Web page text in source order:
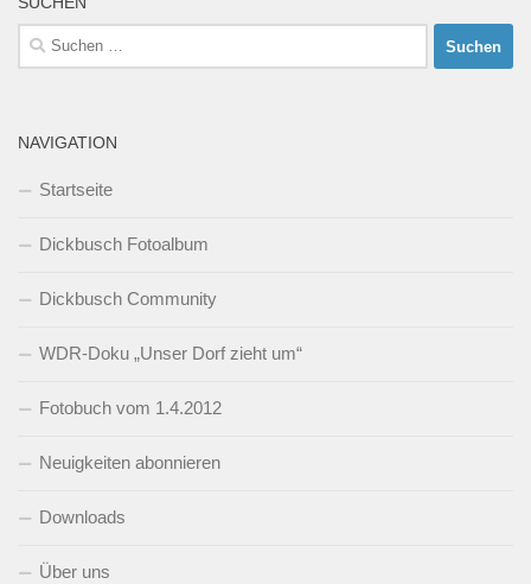
Suchen
nach:
NAVIGATION
Startseite
Dickbusch Fotoalbum
Dickbusch Community
WDR-Doku „Unser Dorf zieht um“
Fotobuch vom 1.4.2012
Neuigkeiten abonnieren
Downloads
Über uns